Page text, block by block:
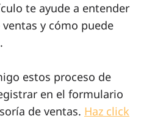
te ayude a entender
y cómo puede
estos proceso de
en el formulario
de ventas. Haz click